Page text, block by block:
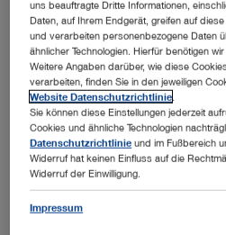
Großes Interesse zeigten die Nachwuchs-
MINTmachtage im TUTORAMA.
Kinder- und Jugendmuseum
Forscherfest im Rahmen der
statt. Drei Kindergärten aus der
dem diesjährigen Motto
hatten dabei großen Spaß. Mit der
uns beauftragte Dritte Informationen,
Daten, auf Ihrem Endgerät, greifen auf
und verarbeiten personenbezogene Daten
ähnlicher Technologien. Hierfür benötigen wir
Weitere Angaben darüber, wie diese
verarbeiten, finden Sie in den jeweiligen
Website Datenschutzrichtlinie
Sie können diese Einstellungen jederzeit
Cookies und ähnliche Technologien
Datenschutzrichtlinie und im Fußbereich
Widerruf hat keinen Einfluss auf die
Widerruf der Einwilligung.
Impressum